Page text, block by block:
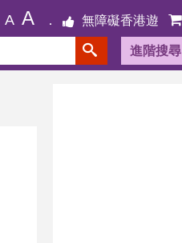
A A 無障礙香港遊
進階搜尋